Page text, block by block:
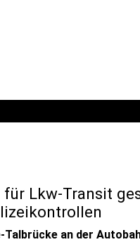
für Lkw-Transit
Talbrücke an der